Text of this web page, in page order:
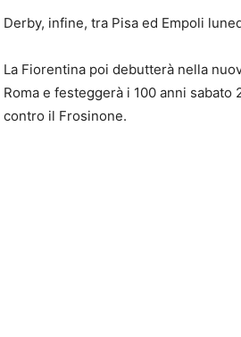
Derby, infine, tra Pisa ed Empoli
La Fiorentina poi debutterà nella
Roma e festeggerà i 100 anni
contro il Frosinone.